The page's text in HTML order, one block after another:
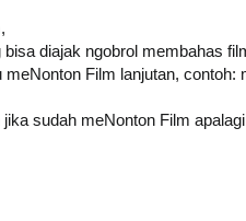
diajak ngobrol membahas
Film lanjutan, contoh:
sudah meNonton Film